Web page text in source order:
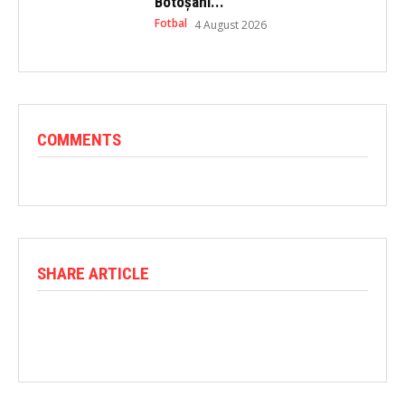
Fotbal 4 August 2026
COMMENTS
SHARE ARTICLE